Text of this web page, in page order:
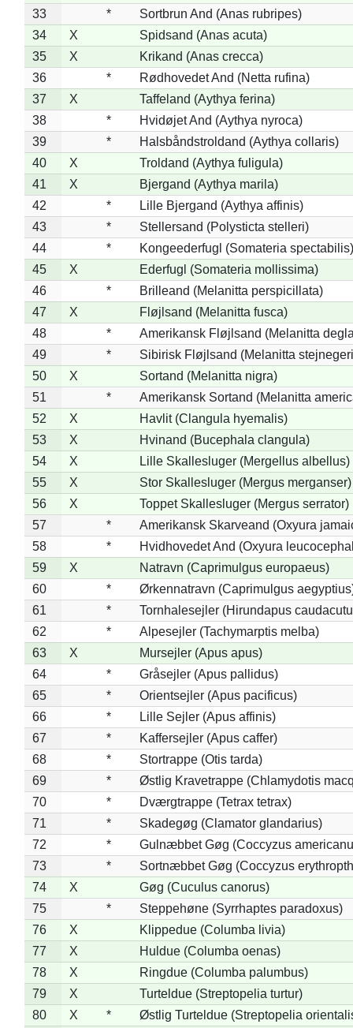
33
*
Sortbrun And (Anas rubripes)
34
X
Spidsand (Anas acuta)
35
X
Krikand (Anas crecca)
36
*
Rødhovedet And (Netta rufina)
37
X
Taffeland (Aythya ferina)
38
*
Hvidøjet And (Aythya nyroca)
39
*
Halsbåndstroldand (Aythya collaris)
40
X
Troldand (Aythya fuligula)
41
X
Bjergand (Aythya marila)
42
*
Lille Bjergand (Aythya affinis)
43
*
Stellersand (Polysticta stelleri)
44
*
Kongeederfugl (Somateria spectabilis)
45
X
Ederfugl (Somateria mollissima)
46
*
Brilleand (Melanitta perspicillata)
47
X
Fløjlsand (Melanitta fusca)
48
*
Amerikansk Fløjlsand (Melanitta
49
*
Sibirisk Fløjlsand (Melanitta
50
X
Sortand (Melanitta nigra)
51
*
Amerikansk Sortand (Melanitta
52
X
Havlit (Clangula hyemalis)
53
X
Hvinand (Bucephala clangula)
54
X
Lille Skallesluger (Mergellus albellus)
55
X
Stor Skallesluger (Mergus merganser)
56
X
Toppet Skallesluger (Mergus serrator)
57
*
Amerikansk Skarveand (Oxyura
58
*
Hvidhovedet And (Oxyura
59
X
Natravn (Caprimulgus europaeus)
60
*
Ørkennatravn (Caprimulgus
61
*
Tornhalesejler (Hirundapus
62
*
Alpesejler (Tachymarptis melba)
63
X
Mursejler (Apus apus)
64
*
Gråsejler (Apus pallidus)
65
*
Orientsejler (Apus pacificus)
66
*
Lille Sejler (Apus affinis)
67
*
Kaffersejler (Apus caffer)
68
*
Stortrappe (Otis tarda)
69
*
Østlig Kravetrappe (Chlamydotis
70
*
Dværgtrappe (Tetrax tetrax)
71
*
Skadegøg (Clamator glandarius)
72
*
Gulnæbbet Gøg (Coccyzus
73
*
Sortnæbbet Gøg (Coccyzus
74
X
Gøg (Cuculus canorus)
75
*
Steppehøne (Syrrhaptes paradoxus)
76
X
Klippedue (Columba livia)
77
X
Huldue (Columba oenas)
78
X
Ringdue (Columba palumbus)
79
X
Turteldue (Streptopelia turtur)
80
X *
Østlig Turteldue (Streptopelia